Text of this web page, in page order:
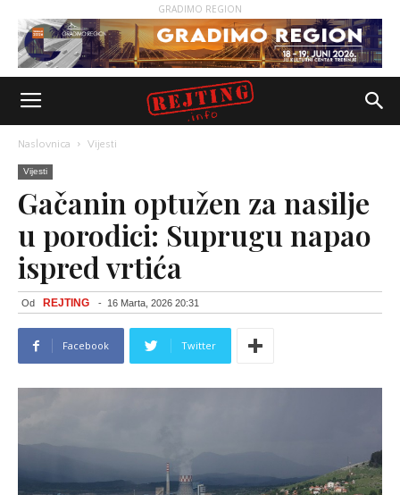
GRADIMO REGION
Naslovnica Vijesti
Vijesti
Gačanin optužen za nasilje
u porodici: Suprugu napao
ispred vrtića
Od REJTING - 16 Marta, 2026 20:31
Facebook Twitter